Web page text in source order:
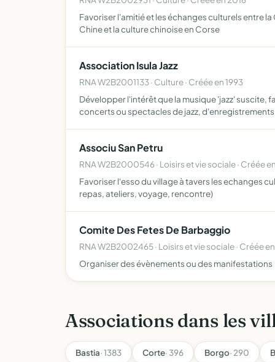
Favoriser l'amitié et les échanges culturels entre
Chine et la culture chinoise en Corse
Association Isula Jazz
RNA W2B2001133 · Culture · Créée en 1993
Développer l'intérêt que la musique 'jazz'
concerts ou spectacles de jazz,
Associu San Petru
RNA W2B2000546 · Loisirs et vie sociale · Créée
Favoriser l'esso du village à tavers les echanges
repas, ateliers, voyage, rencontre)
Comite Des Fetes De Barbaggio
RNA W2B2002465 · Loisirs et vie sociale · Créée
Organiser des évènements ou des manifestations
Associations dans les
Bastia· 1383 Corte· 396 Borgo· 290